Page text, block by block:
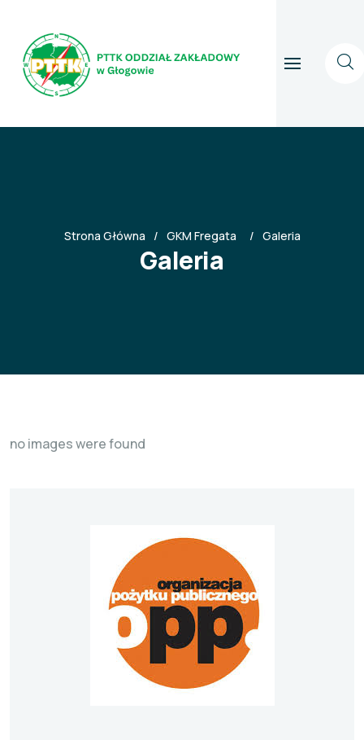
Strona Główna GKM Fregata Galeria
Galeria
no images were found